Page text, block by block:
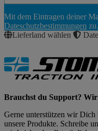
Abonnieren
Mit dem Eintragen deiner
Dateschutzbestimmungen zu.
Lieferland wählen
Brauchst du Support?
Gerne unterstützen wir
unsere Produkte. Schreibe